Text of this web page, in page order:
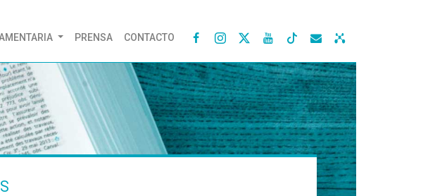
PRENSA CONTACTO    